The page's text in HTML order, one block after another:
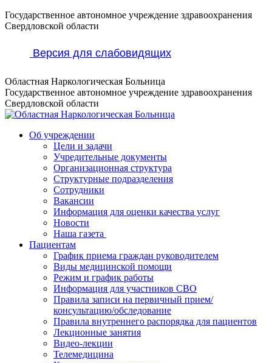
Перейти
к
Государственное автономное учреждение здравоохранения
Свердловской области
Версия для слабовидящих
Областная Наркологическая Больница
Государственное автономное учреждение здравоохранения
Свердловской области
Об учреждении
Цели и задачи
Учредительные документы
Организационная структура
Структурные подразделения
Сотрудники
Вакансии
Информация для оценки качества услуг
Новости
​​Наша газета
Пациентам
График приема граждан руководителем
Виды медицинской помощи
Режим и график работы
Информация для участников СВО
Правила записи на первичный прием/
консультацию/обследование
Правила внутреннего распорядка для пациентов
Лекционные занятия
Видео-лекции
Телемедицина